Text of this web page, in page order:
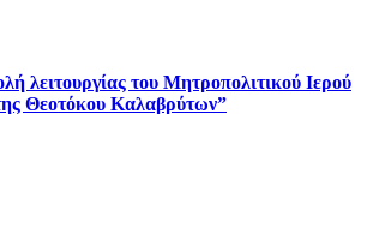
λειτουργίας του Μητροπολιτικού Ιερού
Θεοτόκου Καλαβρύτων”